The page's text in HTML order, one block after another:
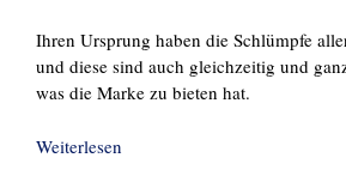
Ihren Ursprung haben die Schlümpfe
und diese sind auch gleichzeitig und
was die Marke zu bieten hat.
Weiterlesen